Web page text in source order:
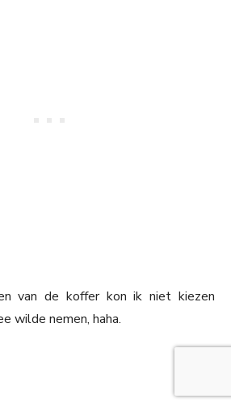
van de koffer kon ik niet kiezen
wilde nemen, haha.